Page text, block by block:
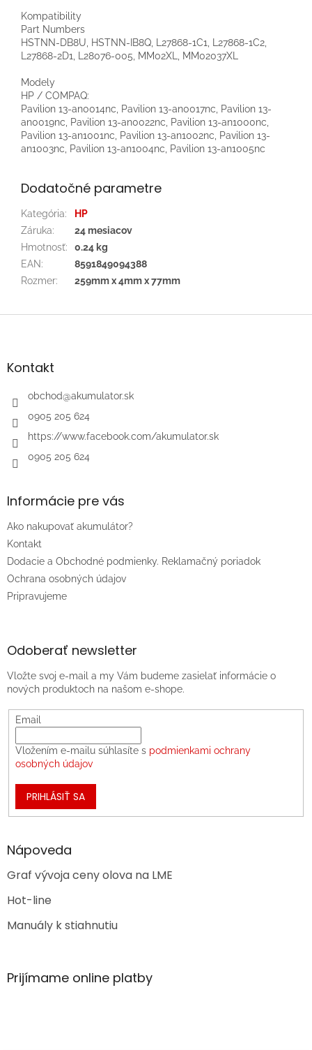
Kompatibility
Part Numbers
HSTNN-DB8U, HSTNN-IB8Q, L27868-1C1, L27868-1C2,
L27868-2D1, L28076-005, MM02XL, MM02037XL
Modely
HP / COMPAQ:
Pavilion 13-an0014nc, Pavilion 13-an0017nc, Pavilion 13-
an0019nc, Pavilion 13-an0022nc, Pavilion 13-an1000nc,
Pavilion 13-an1001nc, Pavilion 13-an1002nc, Pavilion 13-
an1003nc, Pavilion 13-an1004nc, Pavilion 13-an1005nc
Dodatočné parametre
Kategória:
HP
Záruka:
24 mesiacov
Hmotnosť:
0.24 kg
EAN:
8591849094388
Rozmer: 259mm x 4mm x 77mm
Z
äKontakt
obchod@akumulator.sk
0905 205 624
https://www.facebook.com/akumulator.sk
0905 205 624
Informácie pre vás
Ako nakupovať akumulátor?
Kontakt
Dodacie a Obchodné podmienky. Reklamačný poriadok
Ochrana osobných údajov
Pripravujeme
Odoberať newsletter
Vložte svoj e-mail a my Vám budeme zasielať informácie o
nových produktoch na našom e-shope.
Email
Vložením e-mailu súhlasíte s podmienkami ochrany
osobných údajov
PRIHLÁSIŤ SA
Nápoveda
Graf vývoja ceny olova na LME
Hot-line
Manuály k stiahnutiu
Prijímame online platby